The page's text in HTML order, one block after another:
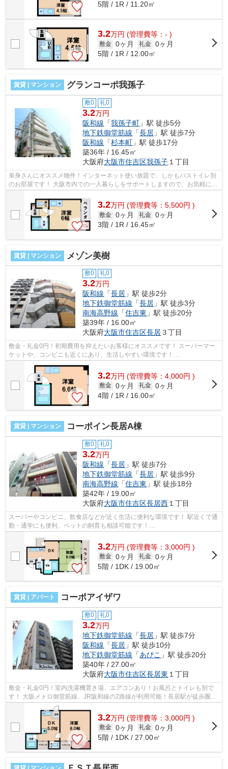
5階 / 1R / 11.20㎡
3.2万円 (管理費等：- )
敷金 0ヶ月 礼金 0ヶ月
5階 / 1R / 12.00㎡
賃貸 | マンション グランコーポ我孫子
敷0 礼0
3.2万円
阪和線 「我孫子町 」駅 徒歩5分
地下鉄御堂筋線 「長居 」駅 徒歩7分
阪和線 「杉本町 」駅 徒歩17分
築36年 / 16.45㎡
大阪府大阪市住吉区我孫子 １丁目
単身さんにオススメ物件！インターネット使い放題で、しかもバストイレ別
のお部屋です！ 大阪市内での一人暮らしをサポートしますので、お気軽にお
問い合わせください！ ■□■□■□■□■□■...
3.2万円 (管理費等：5,500円 )
敷金 0ヶ月 礼金 0ヶ月
3階 / 1R / 16.45㎡
賃貸 | マンション メゾン美樹
敷0 礼0
3.2万円
阪和線 「長居 」駅 徒歩2分
地下鉄御堂筋線 「長居 」駅 徒歩3分
南海高野線 「住吉東 」駅 徒歩20分
築39年 / 16.00㎡
大阪府大阪市住吉区長居３丁目
敷金・礼金0円！初期費用を抑えたいお客様にオススメです！ スーパーマー
ケットや、コンビニも近くにあり、生活しやすい環境です！
■□■□■□■□■□■□■□■□■□■□■□■□■□■□■□■□■□■□■□■□ ご覧...
3.2万円 (管理費等：4,000円 )
敷金 0ヶ月 礼金 0ヶ月
4階 / 1R / 16.00㎡
賃貸 | マンション コーポイン長居A棟
敷0 礼0
3.2万円
阪和線 「長居 」駅 徒歩7分
地下鉄御堂筋線 「長居 」駅 徒歩9分
南海高野線 「住吉東 」駅 徒歩18分
築42年 / 19.00㎡
大阪府大阪市住吉区長居西１丁目
スーパーやコンビニ、飲食店などが近く生活に便利な環境です！ 駅近くで通
勤・通学にも便利、ペットの飼育も相談可能です！
3.2万円 (管理費等：3,000円 )
敷金 0ヶ月 礼金 0ヶ月
5階 / 1DK / 19.00㎡
賃貸 | アパート コーポアイザワ
敷0 礼0
3.2万円
地下鉄御堂筋線 「長居 」駅 徒歩7分
阪和線 「長居 」駅 徒歩10分
地下鉄御堂筋線 「あびこ 」駅 徒歩20分
築40年 / 27.00㎡
大阪府大阪市住吉区長居東 １丁目
敷金・礼金0円！室内洗濯機置き場、エアコンあり！お風呂とトイレも別で
す！ 大阪メトロ御堂筋線、JR阪和線の2路線が利用可能！長居駅が徒歩圏内
です！ ■□■□■□■□■□■□■□■□■□■□■□■□■□■...
3.2万円 (管理費等：3,000円 )
敷金 0ヶ月 礼金 0ヶ月
5階 / 1DK / 27.00㎡